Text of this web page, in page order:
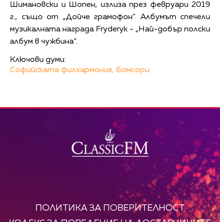
Шимановски и Шопен, излиза през февруари 2019
г., също от „Дойче грамофон“. Албумът спечели
музикалната награда Fryderyk - „Най-добър полски
албум в чужбина“.
Ключови думи:
Софийската филхармония, Бомсори
ПОЛИТИКА ЗА ПОВЕРИТЕЛНОСТ